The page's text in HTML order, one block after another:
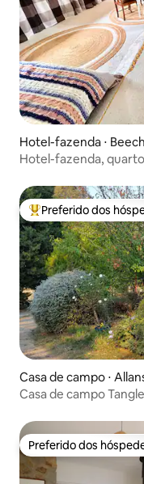
Hotel-fazenda ⋅
Hotel-fazenda,
Entre os melhores
Preferido dos
Casa de campo ⋅
Casa de campo
Preferido dos
Preferido dos